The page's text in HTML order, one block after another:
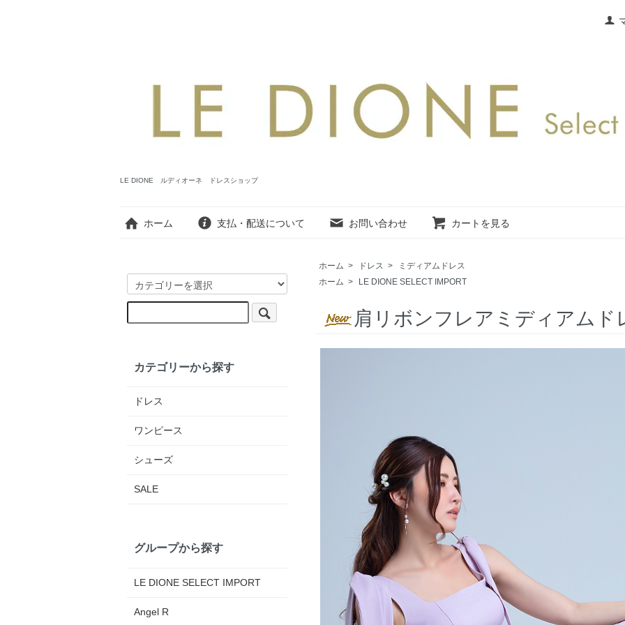
LE DIONE ルディオーネ ドレスショップ
ホーム 支払・配送について お問い合わせ カートを見る
ホーム > ドレス >
ミディアムドレス
ホーム > LE DIONE SELECT IMPORT
肩リボンフレアミディアムド
カテゴリーから探す
ドレス
ワンピース
シューズ
SALE
グループから探す
LE DIONE SELECT IMPORT
Angel R